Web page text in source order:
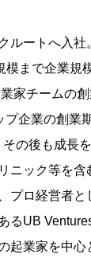
ルートへ入社
模まで企業規
家チームの
企業の創業
の後も成長
ニック等を含
プロ経営者と
るUB
起業家を中心